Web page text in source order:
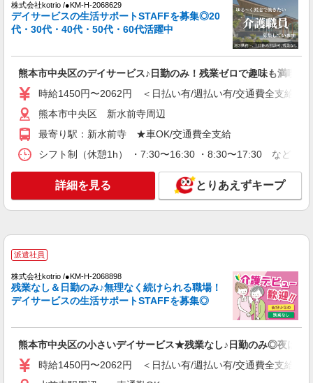
派遣社員
株式会社kotrio /●KM-H-2068629
熊本市中央区のデイサービス♪日勤のみ！残業
時給1450円〜2062円 ＜日払い有/週払い有/交
通費全支給(ガソリン代含む)＞
熊本市中央区 新水前寺周辺
キープ 詳細を見る
アルバイト パート 派遣社員 紹介予定派遣
日研トータルソーシング株式会社 メディカルケア事業部/熊本オフィ
ス
時給1,300円〜1,400円 ★週払いOK（規定あ
藤崎線「黒髪町」駅 ★マイカー・バイク通勤も
OK！（規定あり） ★勤務地は3000ヶ所以上★ 自
宅から通いやすいエリアなど、お好きな勤務地を
キープ 詳細を見る
アルバイト
日研トータルソーシング株式会社 メディカルケア事業部/熊本オフィ
ス
株式会社kotrio /●KM-H-2068629
デイサービスの生活サポートSTAFFを募集◎20
代・30代・40代・50代・60代活躍中
熊本市中央区のデイサービス♪日勤のみ！残業ゼロで趣味も満喫
時給1450円〜2062円 ＜日払い有/週払い有/交通費全支給(ガ
熊本市中央区 新水前寺周辺
最寄り駅：新水前寺 ★車OK/交通費全支給
シフト制（休憩1h） ・7:30〜16:30 ・8:30〜17:30 など ※
詳細を見る とりあえずキープ
派遣社員
株式会社kotrio /●KM-H-2068898
残業なし＆日勤のみ♪無理なく続けられる職場！
デイサービスの生活サポートSTAFFを募集◎
熊本市中央区の小さいデイサービス★残業なし♪日勤のみ◎夜はお
時給1450円〜2062円 ＜日払い有/週払い有/交通費全支給(ガ